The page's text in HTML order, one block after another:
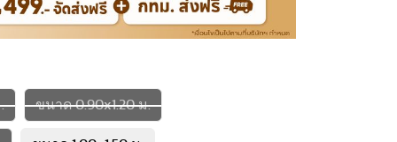
ขนาด 0.90x1.20 ม.